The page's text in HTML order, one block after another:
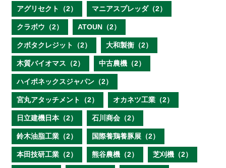
アグリセクト（2） マニアスプレッダ（2）
クラボウ（2） ATOUN（2）
クボタクレジット（2） 大和製衡（2）
木質バイオマス（2） 中古農機（2）
ハイポネックスジャパン（2）
宮丸アタッチメント（2） オカネツ工業（2）
日立建機日本（2） 石川商会（2）
鈴木油脂工業（2） 国際養鶏養豚展（2）
本田技研工業（2） 熊谷農機（2） 芝刈機（2）